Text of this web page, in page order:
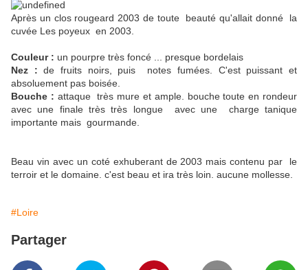
Après un clos rougeard 2003 de toute beauté qu'allait donné la
cuvée Les poyeux en 2003.
Couleur : un pourpre très foncé ... presque bordelais
Nez : de fruits noirs, puis notes fumées. C'est puissant et
absoluement pas boisée.
Bouche : attaque très mure et ample. bouche toute en rondeur
avec une finale très très longue avec une charge tanique
importante mais gourmande.
Beau vin avec un coté exhuberant de 2003 mais contenu par le
terroir et le domaine. c'est beau et ira très loin. aucune mollesse.
#Loire
Partager